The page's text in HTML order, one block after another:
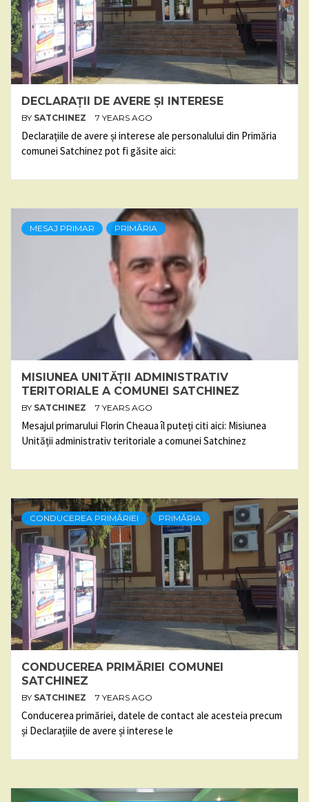
DECLARAȚII DE AVERE ȘI INTERESE
BY SATCHINEZ 7 YEARS AGO
Declarațiile de avere și interese ale personalului din Primăria
comunei Satchinez pot fi găsite aici:
MESAJ PRIMAR PRIMĂRIA
MISIUNEA UNITĂȚII ADMINISTRATIV
TERITORIALE A COMUNEI SATCHINEZ
BY SATCHINEZ 7 YEARS AGO
Mesajul primarului Florin Cheaua îl puteți citi aici: Misiunea
Unității administrativ teritoriale a comunei Satchinez
CONDUCEREA PRIMĂRIEI PRIMĂRIA
CONDUCEREA PRIMĂRIEI COMUNEI
SATCHINEZ
BY SATCHINEZ 7 YEARS AGO
Conducerea primăriei, datele de contact ale acesteia precum
și Declarațiile de avere și interese le